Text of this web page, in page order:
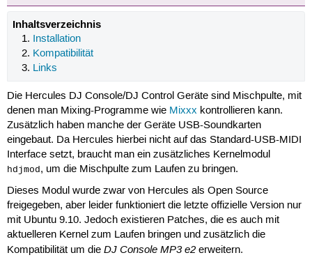
Inhaltsverzeichnis
Installation
Kompatibilität
Links
Die Hercules DJ Console/DJ Control Geräte sind Mischpulte, mit
denen man Mixing-Programme wie Mixxx kontrollieren kann.
Zusätzlich haben manche der Geräte USB-Soundkarten
eingebaut. Da Hercules hierbei nicht auf das Standard-USB-MIDI
Interface setzt, braucht man ein zusätzliches Kernelmodul
hdjmod , um die Mischpulte zum Laufen zu bringen.
Dieses Modul wurde zwar von Hercules als Open Source
freigegeben, aber leider funktioniert die letzte offizielle Version nur
mit Ubuntu 9.10. Jedoch existieren Patches, die es auch mit
aktuelleren Kernel zum Laufen bringen und zusätzlich die
Kompatibilität um die DJ Console MP3 e2erweitern.